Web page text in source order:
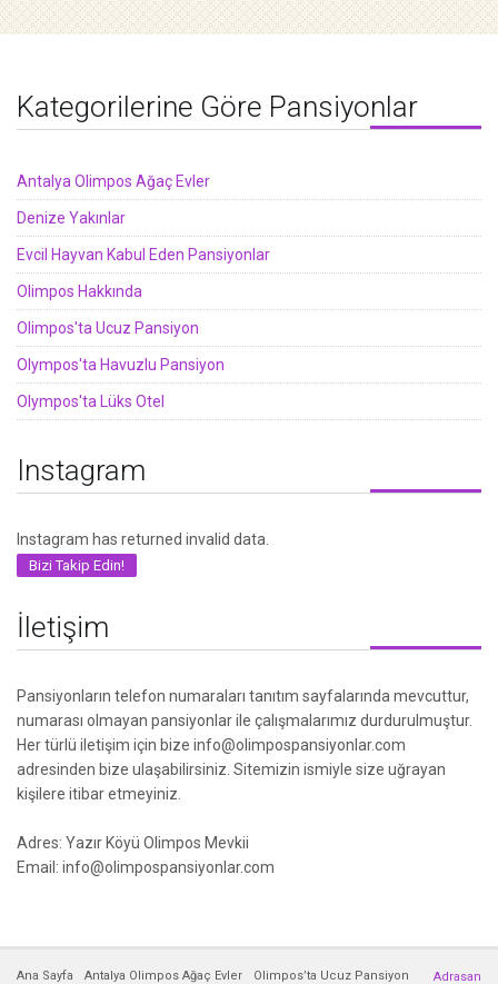
Kategorilerine Göre Pansiyonlar
Antalya Olimpos Ağaç Evler
Denize Yakınlar
Evcil Hayvan Kabul Eden Pansiyonlar
Olimpos Hakkında
Olimpos'ta Ucuz Pansiyon
Olympos'ta Havuzlu Pansiyon
Olympos'ta Lüks Otel
Instagram
Instagram has returned invalid data.
Bizi Takip Edin!
İletişim
Pansiyonların telefon numaraları tanıtım sayfalarında mevcuttur,
numarası olmayan pansiyonlar ile çalışmalarımız durdurulmuştur.
Her türlü iletişim için bize info@olimpospansiyonlar.com
adresinden bize ulaşabilirsiniz. Sitemizin ismiyle size uğrayan
kişilere itibar etmeyiniz.
Adres: Yazır Köyü Olimpos Mevkii
Email: info@olimpospansiyonlar.com
Ana Sayfa Antalya Olimpos Ağaç Evler Olimpos’ta Ucuz Pansiyon Adrasan